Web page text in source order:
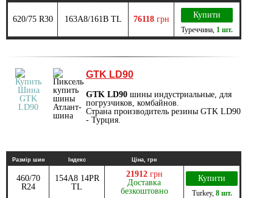
620/75 R30 163A8/161B TL 76118 грн Купити
Туреччина 1 шт.
GTK LD90
GTK LD90 шины индустриальные, для
погрузчиков, комбайнов.
Страна производитель резины GTK LD90
- Турция.
Размір шин Індекс Ціна, грн
460/70
R24
154A8 14PR
TL
21912 грн
Доставка
безкоштовно
Купити
Turkey, 8 шт.